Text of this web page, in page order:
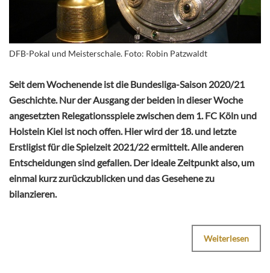
DFB-Pokal und Meisterschale. Foto: Robin Patzwaldt
Seit dem Wochenende ist die Bundesliga-Saison 2020/21
Geschichte. Nur der Ausgang der beiden in dieser Woche
angesetzten Relegationsspiele zwischen dem 1. FC Köln und
Holstein Kiel ist noch offen. Hier wird der 18. und letzte
Erstligist für die Spielzeit 2021/22 ermittelt. Alle anderen
Entscheidungen sind gefallen. Der ideale Zeitpunkt also, um
einmal kurz zurückzublicken und das Gesehene zu
bilanzieren.
Weiterlesen